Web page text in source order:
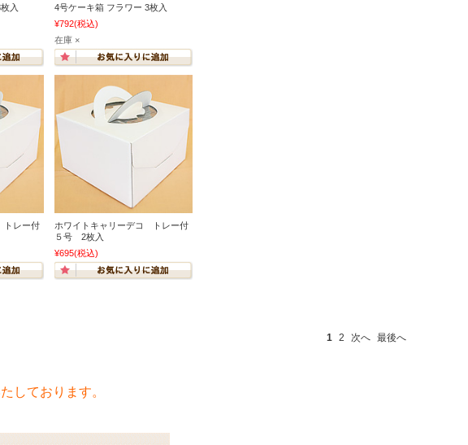
入
4号ケーキ箱 フラワー 3枚入
¥792(税込)
在庫 ×
トレー付
ホワイトキャリーデコ トレー付
５号 2枚入
¥695(税込)
1 2 次へ 最後へ
しております。